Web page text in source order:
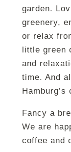
garden.
greenery,
or relax
little green
and
time. And
Fancy a
We are
coffee and